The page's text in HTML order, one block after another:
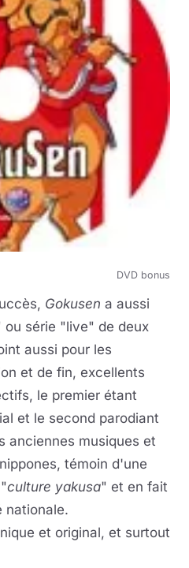
DVD bonus
Gokusen a aussi
série "live" de deux
aussi pour les
et de fin, excellents
le premier étant
et le second parodiant
anciennes musiques et
témoin d'une
culture yakusa" et en fait
nationale.
et original, et surtout